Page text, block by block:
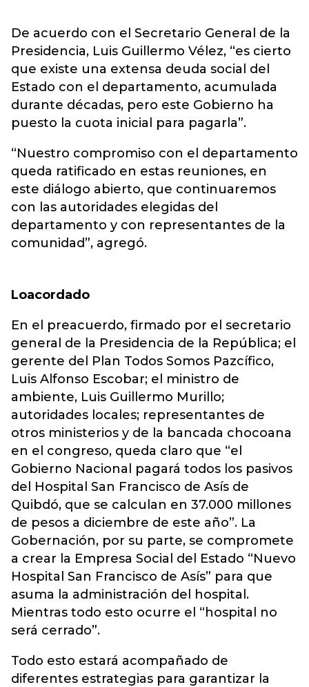
De acuerdo con el Secretario General de la
Presidencia, Luis Guillermo Vélez, “es cierto
que existe una extensa deuda social del
Estado con el departamento, acumulada
durante décadas, pero este Gobierno ha
puesto la cuota inicial para pagarla”.
“Nuestro compromiso con el departamento
queda ratificado en estas reuniones, en
este diálogo abierto, que continuaremos
con las autoridades elegidas del
departamento y con representantes de la
comunidad”, agregó.
Loacordado
En el preacuerdo, firmado por el secretario
general de la Presidencia de la República; el
gerente del Plan Todos Somos Pazcífico,
Luis Alfonso Escobar; el ministro de
ambiente, Luis Guillermo Murillo;
autoridades locales; representantes de
otros ministerios y de la bancada chocoana
en el congreso, queda claro que “el
Gobierno Nacional pagará todos los pasivos
del Hospital San Francisco de Asís de
Quibdó, que se calculan en 37.000 millones
de pesos a diciembre de este año”. La
Gobernación, por su parte, se compromete
a crear la Empresa Social del Estado “Nuevo
Hospital San Francisco de Asís” para que
asuma la administración del hospital.
Mientras todo esto ocurre el “hospital no
será cerrado”.
Todo esto estará acompañado de
diferentes estrategias para garantizar la